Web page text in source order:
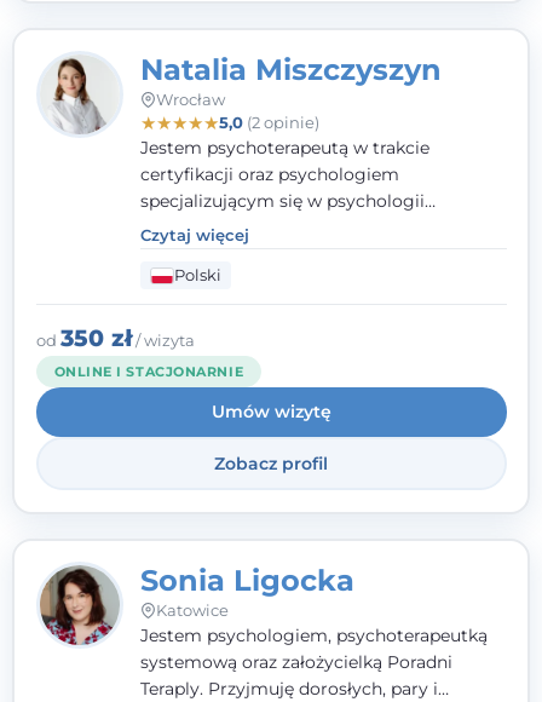
Natalia Miszczyszyn
Wrocław
★★★★★5,0(2 opinie)
Jestem psychoterapeutą w trakcie
certyfikacji oraz psychologiem
specjalizującym się w psychologii
klinicznej. Ukończyłam również studia
podyplomowe z Praktycznej Diagnozy
Psychologicznej. Aktywnie uczestniczę w
działalności Polskiego Towarzystwa
Psychiatrycznego oraz Polskiego
Towarzystwa Psychologicznego, a także
jestem członkiem nadzwyczajnym
Wielkopolskiego Towarzystwa Terapii
Systemowej.
Czytaj więcej
Polski
od 350 zł/ wizyta
ONLINE I STACJONARNIE
Umów wizytę
Zobacz profil
Sonia Ligocka
Katowice
Jestem psychologiem, psychoterapeutką
systemową oraz założycielką Poradni
Teraply. Przyjmuję dorosłych, pary i